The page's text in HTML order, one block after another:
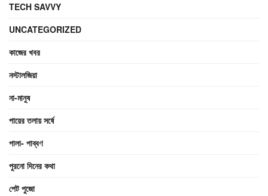
TECH SAVVY
UNCATEGORIZED
কাজের খবর
নস্টালজিয়া
না-মানুষ
পায়ের তলায় সর্ষে
পালা- পাব্বণ
পুরনো দিনের কথা
পেট পুজো